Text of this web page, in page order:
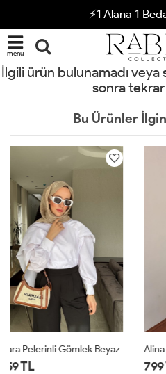
⚡1 Alana 1
menü
İlgili ürün bulunamadı veya
sonra
Bu Ürünler
Alina Beyaz Gömlek Beyaz
799 TL